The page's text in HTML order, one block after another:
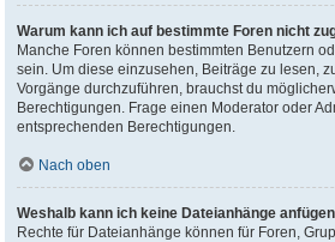
Warum kann ich auf bestimmte Foren nicht
Manche Foren können bestimmten Benutzern
sein. Um diese einzusehen, Beiträge zu lesen,
Vorgänge durchzuführen, brauchst du
Berechtigungen. Frage einen Moderator oder
entsprechenden Berechtigungen.
Nach oben
Weshalb kann ich keine Dateianhänge
Rechte für Dateianhänge können für Foren,